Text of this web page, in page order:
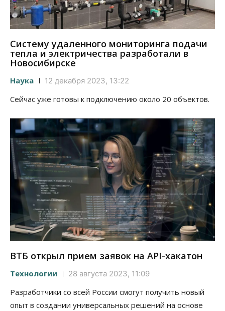
Систему удаленного мониторинга подачи
тепла и электричества разработали в
Новосибирске
Наука 12 декабря 2023, 13:22
Сейчас уже готовы к подключению около 20 объектов.
ВТБ открыл прием заявок на API-хакатон
Технологии 28 августа 2023, 11:09
Разработчики со всей России смогут получить новый
опыт в создании универсальных решений на основе